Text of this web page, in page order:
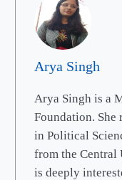
Arya Singh
Arya Singh is a
Foundation. She
in Political
from the Central
is deeply